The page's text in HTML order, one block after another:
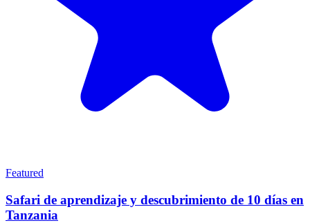
Featured
Safari de aprendizaje y descubrimiento de 10 días en
Tanzania